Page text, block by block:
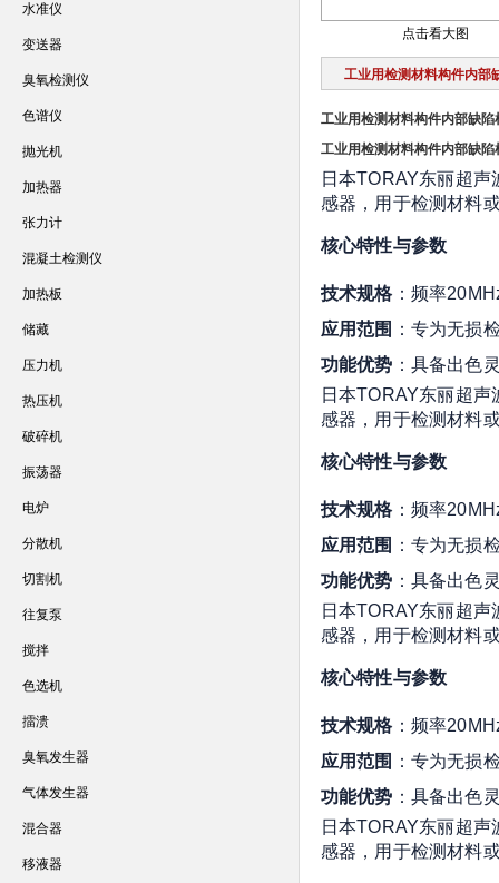
点击看大图
工业用检测材料构件内部
工业用检测材料构件内部缺陷
工业用检测材料构件内部缺陷
日本TORAY东丽超
感器，用于检测材料
核心特性与参数
技术规格：频率
应用范围
：专为无损
功能优势 ：具备出色
日本TORAY东丽超
感器，用于检测材料
核心特性与参数
技术规格：频率
应用范围
：专为无损
功能优势 ：具备出色
日本TORAY东丽超
感器，用于检测材料
核心特性与参数
技术规格：频率
应用范围
：专为无损
功能优势 ：具备出色
日本TORAY东丽超
感器，用于检测材料
水准仪
变送器
臭氧检测仪
色谱仪
抛光机
加热器
张力计
混凝土检测仪
加热板
储藏
压力机
热压机
破碎机
振荡器
电炉
分散机
切割机
往复泵
搅拌
色选机
擂溃
臭氧发生器
气体发生器
混合器
移液器